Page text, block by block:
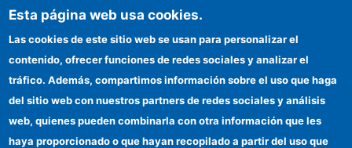
ILLA
Información para proveedores
Esta página web usa cookies.
Las cookies de este sitio web se usan para personalizar el
contenido, ofrecer funciones de redes sociales y analizar el
tráfico. Además, compartimos información sobre el uso que haga
del sitio web con nuestros partners de redes sociales y análisis
web, quienes pueden combinarla con otra información que les
haya proporcionado o que hayan recopilado a partir del uso que